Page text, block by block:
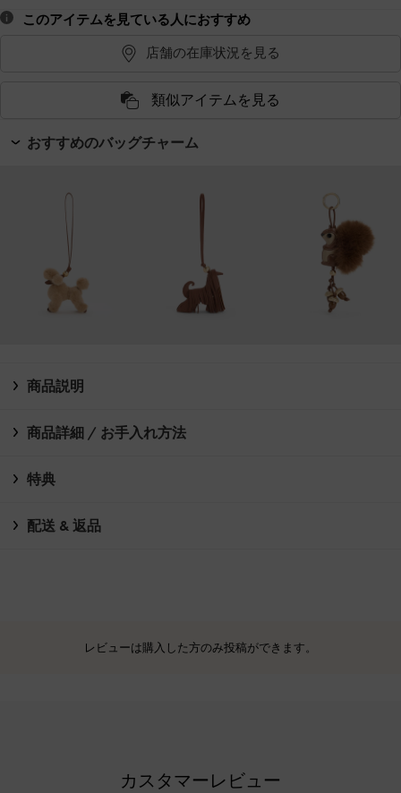
このアイテムを見ている人におすすめ
店舗の在庫状況を見る
類似アイテムを見る
おすすめのバッグチャーム
商品説明
商品詳細 / お手入れ方法
特典
配送 & 返品
レビューは購入した方のみ投稿ができます。
カスタマーレビュー